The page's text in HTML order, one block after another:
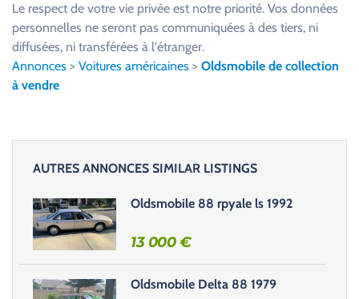
s
e
r
c
e
c
Le respect de votre vie privée est notre priorité. Vos données
personnelles ne seront pas communiquées à des tiers, ni
diffusées, ni transférées à l'étranger.
Annonces > Voitures américaines > Oldsmobile de collection
à vendre
AUTRES ANNONCES SIMILAR LISTINGS
Oldsmobile 88 rpyale ls 1992
13 000€
Oldsmobile Delta 88 1979